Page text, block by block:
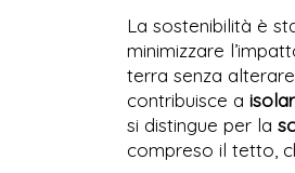
La sostenibilità è
minimizzare
terra senza
contribuisce a
si distingue per la
compreso il tetto,